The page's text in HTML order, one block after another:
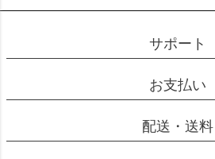
サポート
お支払い
配送・送料